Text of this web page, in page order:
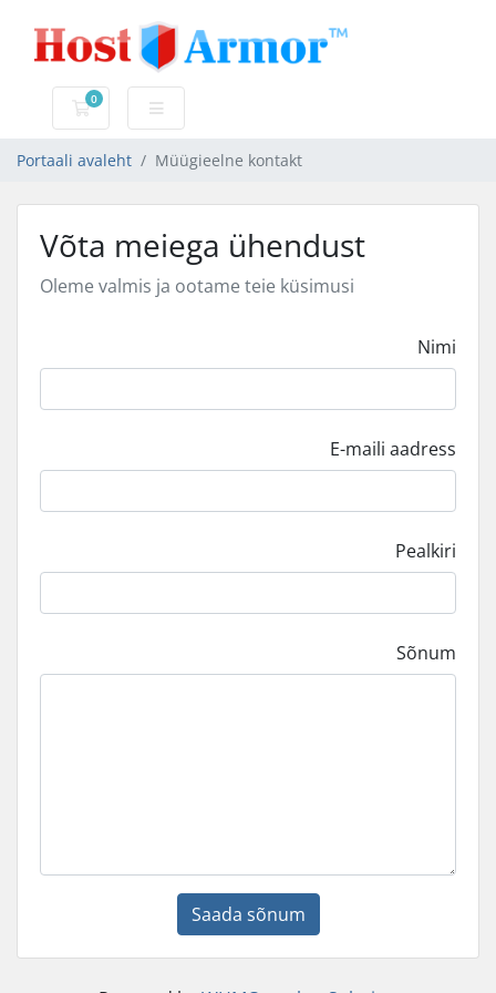
0
Ostukorv
Portaali avaleht Müügieelne kontakt
Võta meiega ühendust
Oleme valmis ja ootame teie küsimusi
Nimi
E-maili aadress
Pealkiri
Sõnum
Saada sõnum